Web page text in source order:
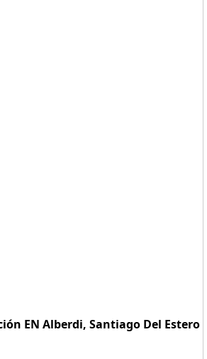
EN Alberdi, Santiago Del Estero